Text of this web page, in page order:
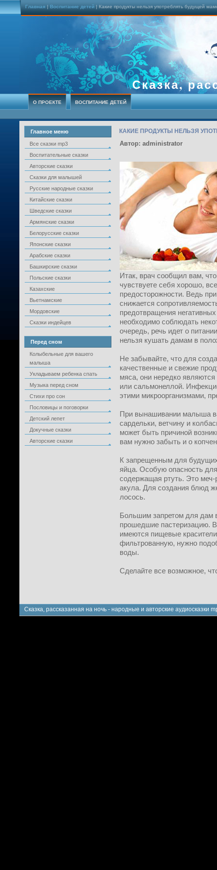
Главная | Воспитание детей | Какие продукты нельзя употреблять будущей
Сказка,
О ПРОЕКТЕ ВОСПИТАНИЕ ДЕТЕЙ
Главное меню
Все сказки mp3
Воспитательные сказки
Авторские сказки
Сказки для малышей
Русские народные сказки
Китайские сказки
Шведские сказки
Армянские сказки
Белорусские сказки
Японские сказки
Арабские сказки
Башкирские сказки
Польские сказки
Казахские
Вьетнамские
Мордовские
Сказки индейцев
Перед сном
Колыбельные для вашего
малыша
Укладываем ребенка спать
Музыка перед сном
Стихи про сон
Пословицы и поговорки
Детский лепет
Докучные сказки
Авторские сказки
КАКИЕ ПРОДУКТЫ НЕЛЬЗЯ
Автор: administrator
Итак, врач сообщил вам,
чувствуете себя хорошо,
предосторожности. Ведь
снижается
предотвращения
необходимо соблюдать
очередь, речь идет о
нельзя кушать дамам в
Не забывайте, что для
качественные и свежие
мяса, они нередко
или сальмонеллой.
этими микроорганизмами,
При вынашивании малыша
сардельки, ветчину и
может быть причиной
вам нужно забыть и о
К запрещенным для
яйца. Особую опасность
содержащая ртуть. Это
акула. Для создания блюд
лосось.
Большим запретом для дам
прошедшие пастеризацию.
имеются пищевые
фильтрованную, нужно
воды.
Сделайте все возможное,
Сказка, рассказанная на ночь - народные и авторские аудиосказки